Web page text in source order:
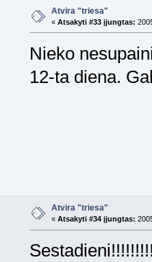
Atvira "triesa"
« Atsakyti #33 įjungtas:
Nieko
12-ta diena.
Atvira "triesa"
« Atsakyti #34 įjungtas: